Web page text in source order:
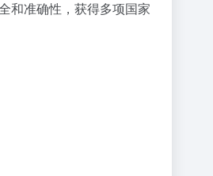
和准确性，获得多项国家